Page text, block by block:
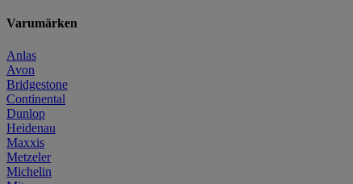
Varumärken
Anlas
Avon
Bridgestone
Continental
Dunlop
Heidenau
Maxxis
Metzeler
Michelin